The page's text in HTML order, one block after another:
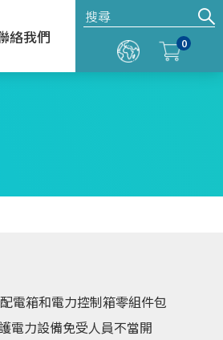
0
絡我們
電箱和電力控制箱零組件包
電力設備免受人員不當開